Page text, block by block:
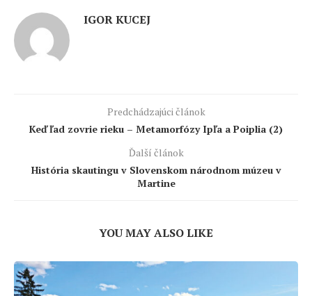
IGOR KUCEJ
Predchádzajúci článok
Keď ľad zovrie rieku – Metamorfózy Ipľa a Poiplia (2)
Ďalší článok
História skautingu v Slovenskom národnom múzeu v
Martine
YOU MAY ALSO LIKE